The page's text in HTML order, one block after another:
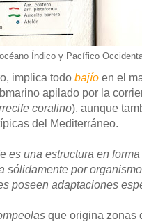
Índico y Pacífico
implica todo bajío en el
apilado por la
coralino), aunque
del Mediterráneo.
es una estructura en
sólidamente por
poseen adaptaciones
que origina zonas